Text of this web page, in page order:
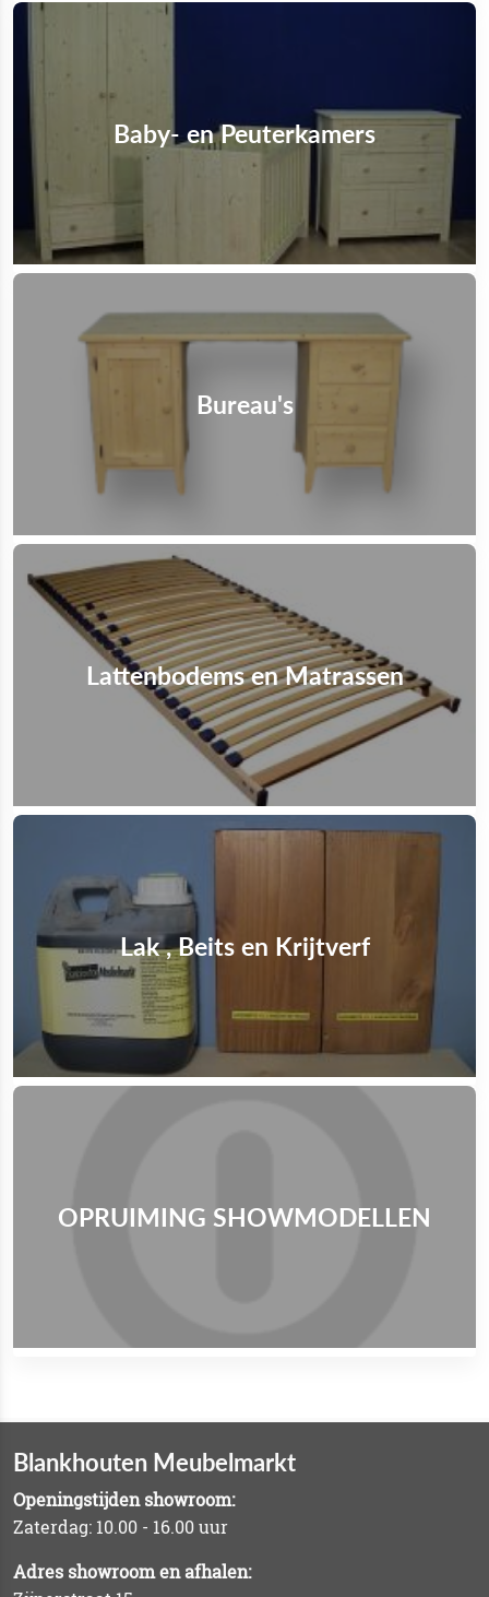
Baby- en Peuterkamers
Bureau's
Lattenbodems en Matrassen
Lak , Beits en Krijtverf
OPRUIMING SHOWMODELLEN
Blankhouten Meubelmarkt
Openingstijden showroom:
Zaterdag: 10.00 - 16.00 uur
Adres showroom en afhalen: